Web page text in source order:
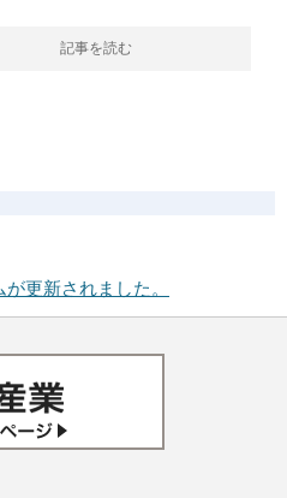
記事を読む
更新されました。